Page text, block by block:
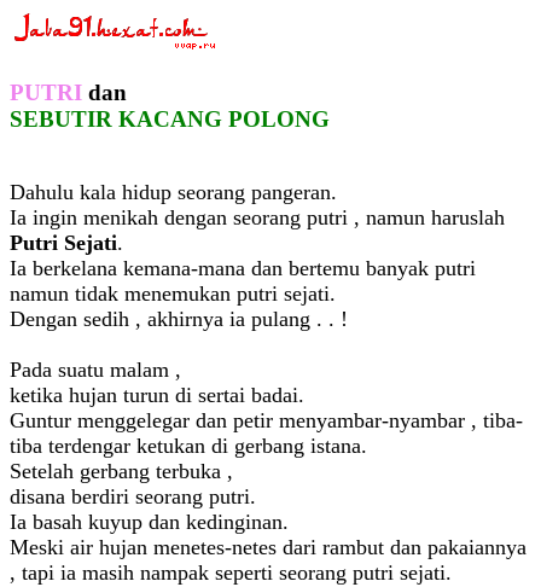
PUTRI dan
SEBUTIR KACANG POLONG
Dahulu kala hidup seorang pangeran.
Ia ingin menikah dengan seorang putri , namun haruslah
Putri Sejati.
Ia berkelana kemana-mana dan bertemu banyak putri
namun tidak menemukan putri sejati.
Dengan sedih , akhirnya ia pulang . . !
Pada suatu malam ,
ketika hujan turun di sertai badai.
Guntur menggelegar dan petir menyambar-nyambar , tiba-
tiba terdengar ketukan di gerbang istana.
Setelah gerbang terbuka ,
disana berdiri seorang putri.
Ia basah kuyup dan kedinginan.
Meski air hujan menetes-netes dari rambut dan pakaiannya
, tapi ia masih nampak seperti seorang putri sejati.